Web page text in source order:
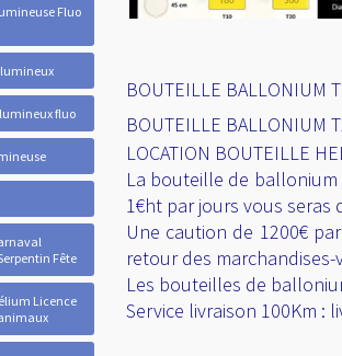
Fluo
lumineux
fluo
Fête
Licence
BOUTEILLE BALLONIUM
BOUTEILLE BALLONIUM
LOCATION BOUTEILLE
La bouteille de
1€ht par jours vous
Une caution de 1200€
retour des
Les bouteilles de
Service livraison 100Km :